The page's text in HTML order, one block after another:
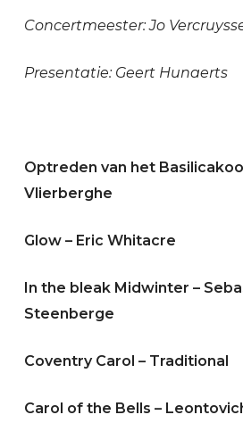
Concertmeester: Jo
Presentatie: Geert Hunaerts
Optreden van het
Vlierberghe
Glow – Eric Whitacre
In the bleak Midwinter –
Steenberge
Coventry Carol – Traditional
Carol of the Bells –